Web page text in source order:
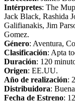
Intérpretes: The
Jack Black, Rashida
Galifianakis, Jim
Gomez.
Género: Aventura,
Clasificación: Apta
Duración: 120
Origen: EE.UU.
Año de realización:
Distribuidora:
Fecha de Estreno: